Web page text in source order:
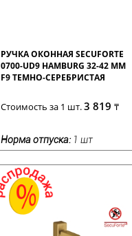
РУЧКА ОКОННАЯ SECUFORTE
0700-UD9 HAMBURG 32-42 ММ
F9 ТЕМНО-СЕРЕБРИСТАЯ
Стоимость за 1 шт.3 819 ₸
Норма отпуска:1 шт